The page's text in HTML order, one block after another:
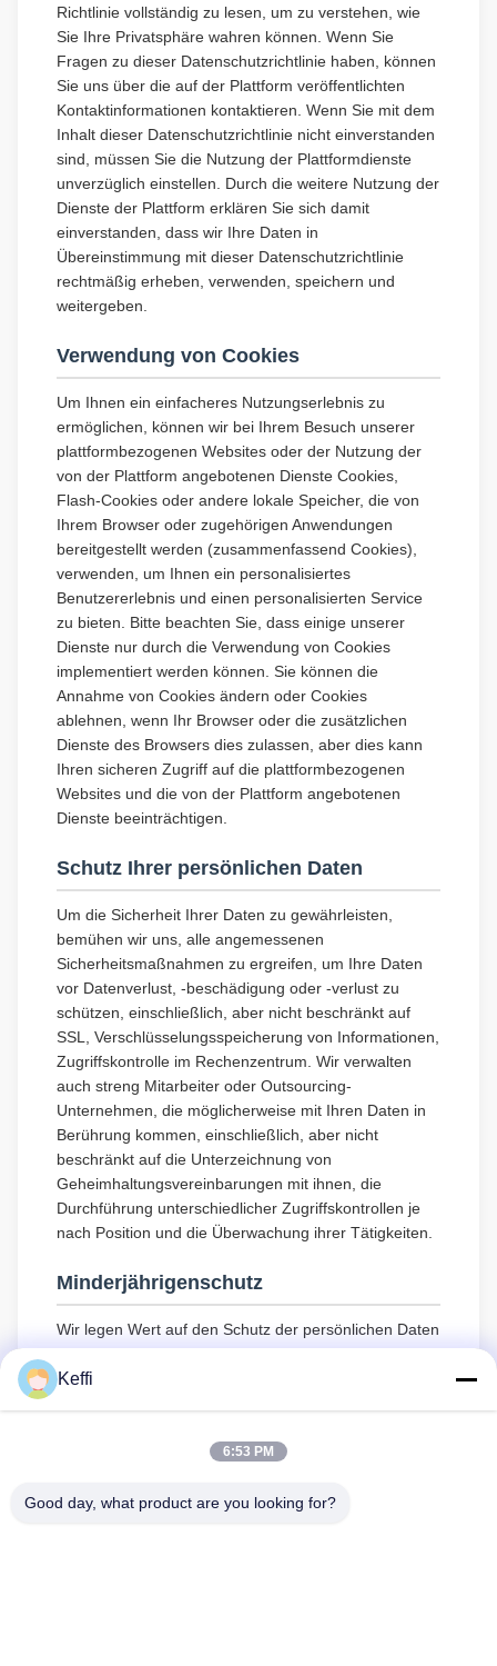
Richtlinie vollständig zu lesen, um zu verstehen, wie
Sie Ihre Privatsphäre wahren können. Wenn Sie
Fragen zu dieser Datenschutzrichtlinie haben, können
Sie uns über die auf der Plattform veröffentlichten
Kontaktinformationen kontaktieren. Wenn Sie mit dem
Inhalt dieser Datenschutzrichtlinie nicht einverstanden
sind, müssen Sie die Nutzung der Plattformdienste
unverzüglich einstellen. Durch die weitere Nutzung der
Dienste der Plattform erklären Sie sich damit
einverstanden, dass wir Ihre Daten in
Übereinstimmung mit dieser Datenschutzrichtlinie
rechtmäßig erheben, verwenden, speichern und
weitergeben.
Verwendung von Cookies
Um Ihnen ein einfacheres Nutzungserlebnis zu
ermöglichen, können wir bei Ihrem Besuch unserer
plattformbezogenen Websites oder der Nutzung der
von der Plattform angebotenen Dienste Cookies,
Flash-Cookies oder andere lokale Speicher, die von
Ihrem Browser oder zugehörigen Anwendungen
bereitgestellt werden (zusammenfassend Cookies),
verwenden, um Ihnen ein personalisiertes
Benutzererlebnis und einen personalisierten Service
zu bieten. Bitte beachten Sie, dass einige unserer
Dienste nur durch die Verwendung von Cookies
implementiert werden können. Sie können die
Annahme von Cookies ändern oder Cookies
ablehnen, wenn Ihr Browser oder die zusätzlichen
Dienste des Browsers dies zulassen, aber dies kann
Ihren sicheren Zugriff auf die plattformbezogenen
Websites und die von der Plattform angebotenen
Dienste beeinträchtigen.
Schutz Ihrer persönlichen Daten
Um die Sicherheit Ihrer Daten zu gewährleisten,
bemühen wir uns, alle angemessenen
Sicherheitsmaßnahmen zu ergreifen, um Ihre Daten
vor Datenverlust, -beschädigung oder -verlust zu
schützen, einschließlich, aber nicht beschränkt auf
SSL, Verschlüsselungsspeicherung von Informationen,
Zugriffskontrolle im Rechenzentrum. Wir verwalten
auch streng Mitarbeiter oder Outsourcing-
Unternehmen, die möglicherweise mit Ihren Daten in
Berührung kommen, einschließlich, aber nicht
beschränkt auf die Unterzeichnung von
Geheimhaltungsvereinbarungen mit ihnen, die
Durchführung unterschiedlicher Zugriffskontrollen je
nach Position und die Überwachung ihrer Tätigkeiten.
Minderjährigenschutz
Wir legen Wert auf den Schutz der persönlichen Daten
von Minderjährigen. Wenn Sie minderjährig sind,
empfehlen wir Ihnen, Ihren Erziehungsberechtigten zu
zur Verfügung zu stellen, nachdem Sie die
haben.
Keffi
6:53 PM
Good day, what product are you looking for?